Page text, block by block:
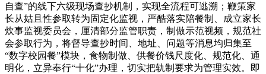
自查”的线下六级现场查抄机制，实现全流程可逃溯；鞭策家
长从姑且性参取转为固定化监视，严酷落实陪餐制、成立家长
炊事监视委员会，厘清部分监管职责，制做示范视频，规范社
会参取行为，将督导查抄时间、地址、问题等消息均归集至
“数字校园餐”模块，食物制做、供餐价钱尺度化、规范化、通
明化，立异奉行“十化”办理，切实把轨制要求为管理实效。即